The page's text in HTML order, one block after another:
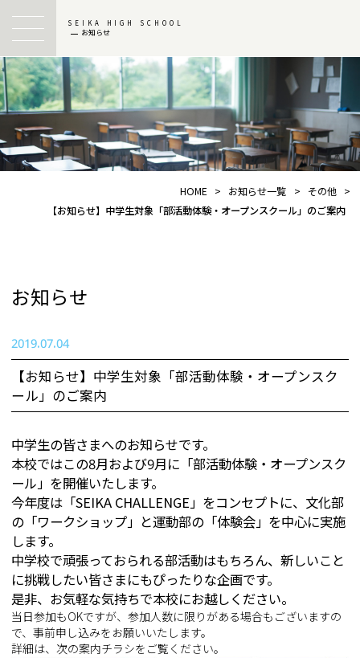
SEIKA HIGH SCHOOL
お知らせ
HOME > お知らせ一覧 > その他 >
【お知らせ】中学生対象「部活動体験・オープンスクール」のご案内
お知らせ
2019.07.04
【お知らせ】中学生対象「部活動体験・オープンスク
ール」のご案内
中学生の皆さまへのお知らせです。
本校ではこの8月および9月に「部活動体験・オープンスク
ール」を開催いたします。
今年度は「SEIKA CHALLENGE」をコンセプトに、文化部
の「ワークショップ」と運動部の「体験会」を中心に実施
します。
中学校で頑張っておられる部活動はもちろん、新しいこと
に挑戦したい皆さまにもぴったりな企画です。
是非、お気軽な気持ちで本校にお越しください。
当日参加もOKですが、参加人数に限りがある場合もございますの
で、事前申し込みをお願いいたします。
詳細は、次の案内チラシをご覧ください。